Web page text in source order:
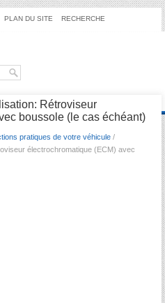
PLAN DU SITE RECHERCHE
Rétroviseur
boussole (le cas échéant)
pratiques de votre véhicule /
électrochromatique (ECM) avec